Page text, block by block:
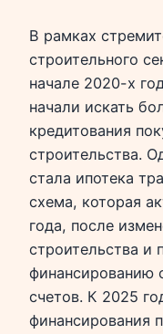
В рамках
строительного
начале 2020-х
начали искать
кредитования
строительства.
стала ипотека
схема, которая
года, после
строительства и
финансированию
счетов. К 2025
финансирования